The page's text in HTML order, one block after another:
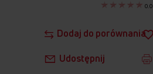
Dodaj do porównania
Udostępnij
0.0